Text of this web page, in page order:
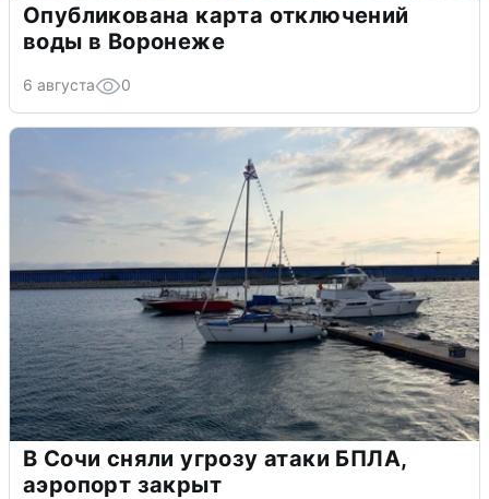
Опубликована карта отключений
воды в Воронеже
6 августа 0
В Сочи сняли угрозу атаки БПЛА,
аэропорт закрыт